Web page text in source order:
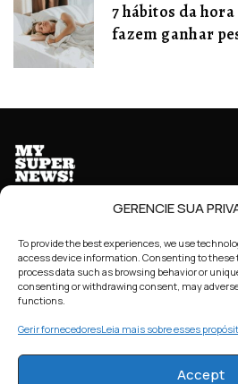
GERENCIE SUA
To provide the best experiences, we use
access device information. Consenting to these
process data such as browsing behavior or
consenting or withdrawing consent, may
functions.
Gerir fornecedoresLeia mais sobre esses
Accept
7 hábitos da
fazem ganhar
HOME SOBRE NÓS